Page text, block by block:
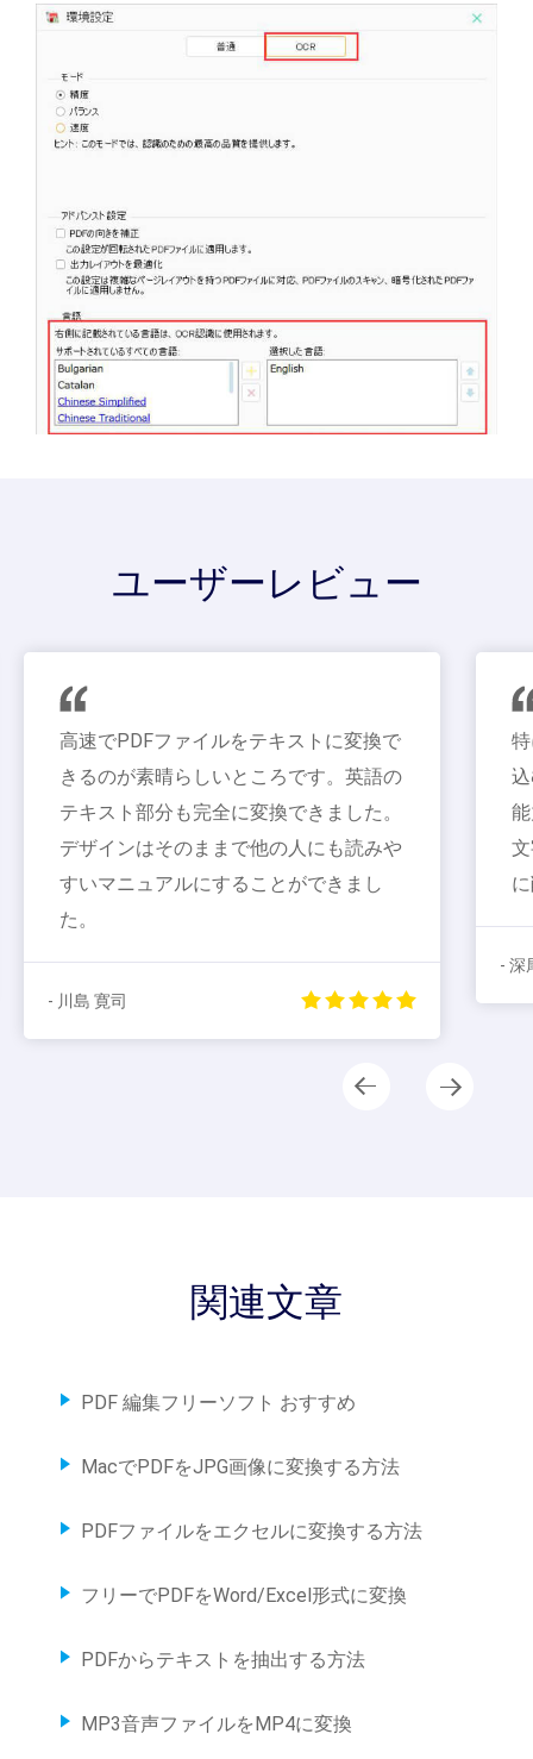
ユーザーレビュー
高速でPDFファイルをテキストに変換で
きるのが素晴らしいところです。英語の
テキスト部分も完全に変換できました。
デザインはそのままで他の人にも読みや
すいマニュアルにすることができまし
- 川島 寛司
特に
込む
能力
文字
に削
- 深尾 立
関連文章
PDF 編集フリーソフト おすすめ
MacでPDFをJPG画像に変換する方法
PDFファイルをエクセルに変換する方法
フリーでPDFをWord/Excel形式に変換
PDFからテキストを抽出する方法
MP3音声ファイルをMP4に変換